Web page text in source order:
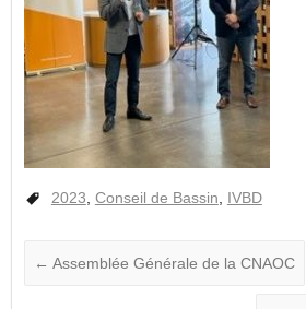
2023 Conseil de Bassin IVBD
← Assemblée Générale de la CNAOC